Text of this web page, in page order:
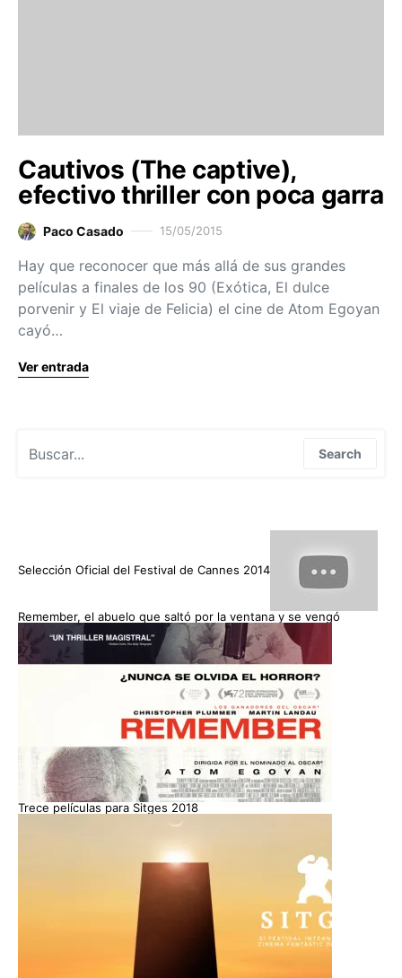
Cautivos (The captive),
efectivo thriller con poca garra
Paco Casado 15/05/2015
Hay que reconocer que más allá de sus grandes
películas a finales de los 90 (Exótica, El dulce
porvenir y El viaje de Felicia) el cine de Atom Egoyan
cayó…
Ver entrada
Search
Selección Oficial del Festival de Cannes 2014
Remember, el abuelo que saltó por la ventana y se vengó
Trece películas para Sitges 2018